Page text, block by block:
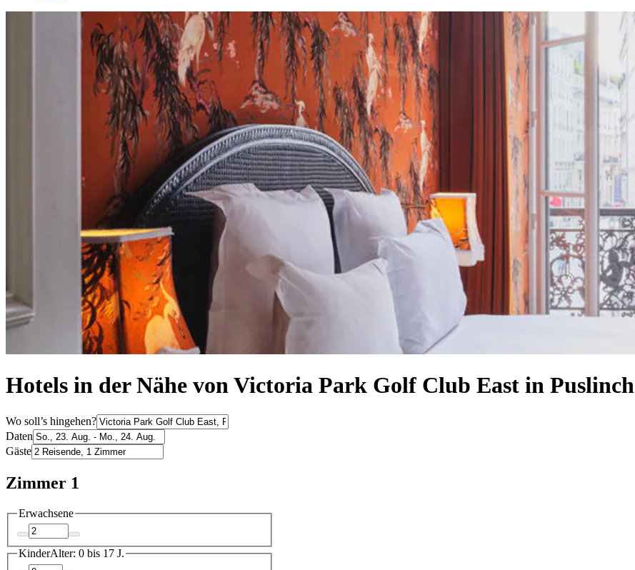
Hotels in der Nähe von Victoria Park Golf Club East in Puslinch
Wo soll’s hingehen?
Daten
Gäste
Zimmer 1
Erwachsene
KinderAlter: 0 bis 17 J.